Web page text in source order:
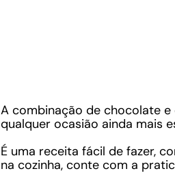
A combinação de chocolate
qualquer ocasião ainda mais
É uma receita fácil de fazer,
na cozinha, conte com a